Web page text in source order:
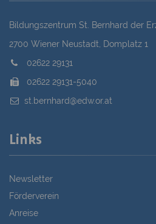
Bildungszentrum St. Bernhard der
2700 Wiener Neustadt, Domplatz 1
02622 29131
02622 29131-5040
st.bernhard@edw.or.at
Links
Newsletter
Förderverein
Anreise